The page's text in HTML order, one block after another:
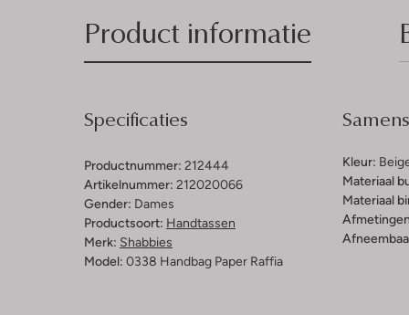
Product informatie
Specificaties
Productnummer: 212444
Artikelnummer: 212020066
Gender: Dames
Productsoort: Handtassen
Merk: Shabbies
Model: 0338 Handbag Paper Raffia
Kleur:
Materiaal
Materiaal